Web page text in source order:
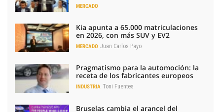
MERCADO
Kia apunta a 65.000 matriculaciones
en 2026, con más SUV y EV2
MERCADO Juan Carlos Payo
Pragmatismo para la automoción: la
receta de los fabricantes europeos
INDUSTRIA Toni Fuentes
Bruselas cambia el arancel del